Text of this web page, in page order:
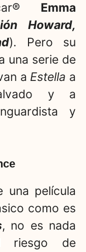
Emma
Howard,
). Pero su
una serie de
a Estella a
y a
y
una película
como es
, no es nada
riesgo de